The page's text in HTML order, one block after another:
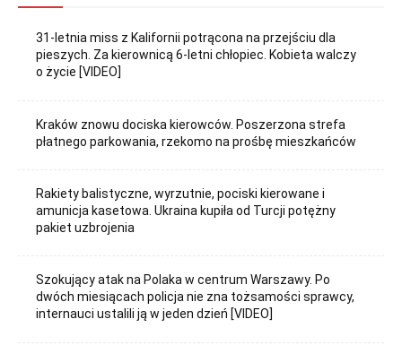
31-letnia miss z Kalifornii potrącona na przejściu dla
pieszych. Za kierownicą 6-letni chłopiec. Kobieta walczy
o życie [VIDEO]
Kraków znowu dociska kierowców. Poszerzona strefa
płatnego parkowania, rzekomo na prośbę mieszkańców
Rakiety balistyczne, wyrzutnie, pociski kierowane i
amunicja kasetowa. Ukraina kupiła od Turcji potężny
pakiet uzbrojenia
Szokujący atak na Polaka w centrum Warszawy. Po
dwóch miesiącach policja nie zna tożsamości sprawcy,
internauci ustalili ją w jeden dzień [VIDEO]